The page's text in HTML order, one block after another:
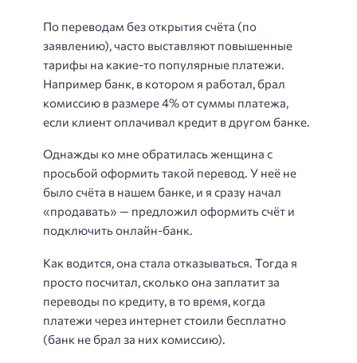
По переводам без открытия cчёта (по
заявлению), часто выставляют повышенные
тарифы на какие-то популярные платежи.
Например банк, в котором я работал, брал
комиссию в размере 4% от суммы платежа,
если клиент оплачивал кредит в другом банке.
Однажды ко мне обратилась женщина с
просьбой оформить такой перевод. У неё не
было счёта в нашем банке, и я сразу начал
«продавать» — предложил оформить счёт и
подключить онлайн-банк.
Как водится, она стала отказываться. Тогда я
просто посчитал, сколько она заплатит за
переводы по кредиту, в то время, когда
платежи через интернет стоили бесплатно
(банк не брал за них комиссию).